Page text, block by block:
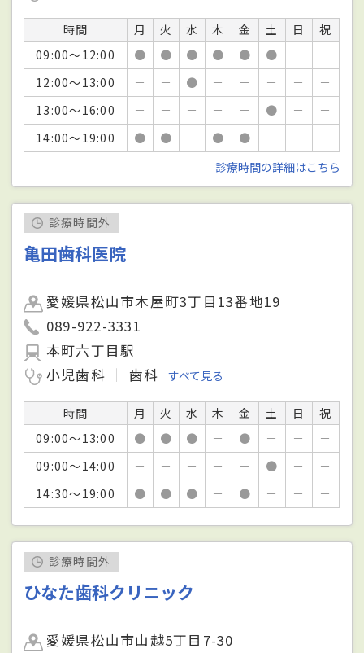
時間 月 火 水 木 金 土 日
祝
09:00～12:00
● ● ● ● ● ● －
－
12:00～13:00
－ － ● － － － －
－
13:00～16:00
－ － － － － ● －
－
14:00～19:00
● ● － ● ● － －
－
診療時間の詳細はこちら
診療時間外
亀田歯科医院
愛媛県松山市木屋町3丁目13番地19
089-922-3331
本町六丁目駅
小児歯科
歯科 すべて見る
時間 月 火 水 木 金 土 日
祝
09:00～13:00
● ● ● － ● － －
－
09:00～14:00
－ － － － － ● －
－
14:30～19:00
● ● ● － ● － － －
診療時間外
ひなた歯科クリニック
愛媛県松山市山越5丁目7-30